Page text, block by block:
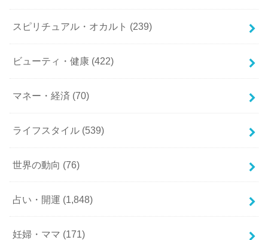
スピリチュアル・オカルト (239)
ビューティ・健康 (422)
マネー・経済 (70)
ライフスタイル (539)
世界の動向 (76)
占い・開運 (1,848)
妊婦・ママ (171)